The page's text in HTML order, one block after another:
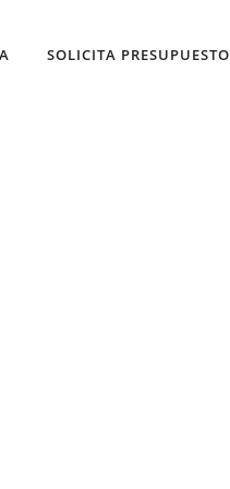
SOLICITA PRESUPUESTO